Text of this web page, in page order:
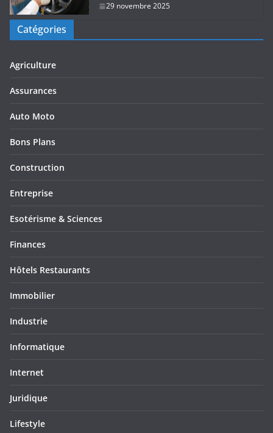
29 novembre 2025
Catégories
Agriculture
Assurances
Auto Moto
Bons Plans
Construction
Entreprise
Esotérisme & Sciences
Finances
Hôtels Restaurants
Immobilier
Industrie
Informatique
Internet
Juridique
Lifestyle